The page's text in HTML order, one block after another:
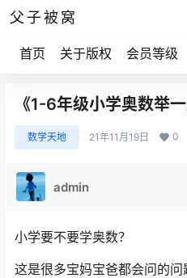
父子被窝
首页 关于版权 会员等级
《1-6年级小学奥数举
数学天地 21年11月19日 0
admin
小学要不要学奥数？
这是很多宝妈宝爸都会问的问